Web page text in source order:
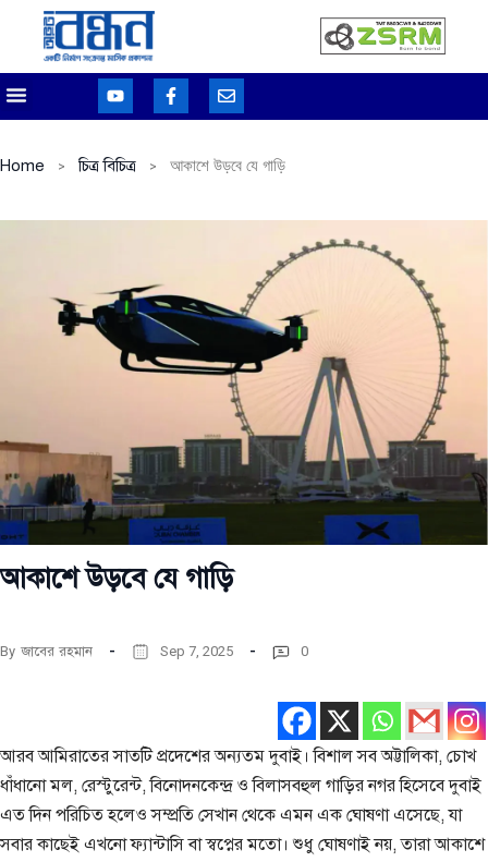
Home চিত্র বিচিত্র আকাশে উড়বে যে গাড়ি
আকাশে উড়বে যে গাড়ি
By জাবের রহমান Sep 7, 2025 0
আরব আমিরাতের সাতটি প্রদেশের অন্যতম দুবাই। বিশাল সব অট্টালিকা, চোখ
ধাঁধানো মল, রেস্টুরেন্ট, বিনোদনকেন্দ্র ও বিলাসবহুল গাড়ির নগর হিসেবে দুবাই
এত দিন পরিচিত হলেও সম্প্রতি সেখান থেকে এমন এক ঘোষণা এসেছে, যা
সবার কাছেই এখনো ফ্যান্টাসি বা স্বপ্নের মতো। শুধু ঘোষণাই নয়, তারা আকাশে